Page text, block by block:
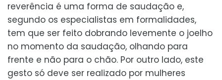
reverência é uma forma de saudação e,
segundo os especialistas em formalidades,
tem que ser feito dobrando levemente o joelho
no momento da saudação, olhando para
frente e não para o chão. Por outro lado, este
gesto só deve ser realizado por mulheres